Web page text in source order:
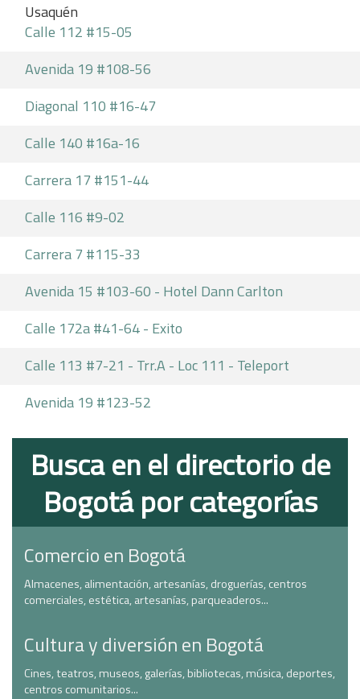
Usaquén
Calle 112 #15-05
Avenida 19 #108-56
Diagonal 110 #16-47
Calle 140 #16a-16
Carrera 17 #151-44
Calle 116 #9-02
Carrera 7 #115-33
Avenida 15 #103-60 - Hotel Dann Carlton
Calle 172a #41-64 - Exito
Calle 113 #7-21 - Trr.A - Loc 111 - Teleport
Avenida 19 #123-52
Busca en el directorio de
Bogotá por categorías
Comercio en Bogotá
Almacenes, alimentación, artesanías, droguerías, centros
comerciales, estética, artesanías, parqueaderos...
Cultura y diversión en Bogotá
Cines, teatros, museos, galerías, bibliotecas, música, deportes,
centros comunitarios...